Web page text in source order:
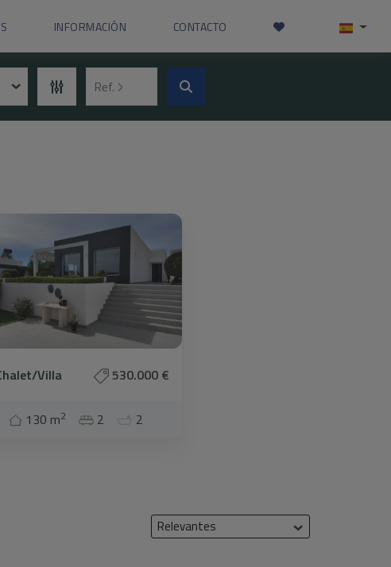
INFORMACIÓN CONTACTO
Ref.
Villa 530.000 €
130 m2 2 2
Relevantes